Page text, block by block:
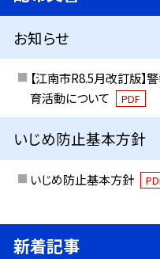
お知らせ
【江南市R8.5月改訂版
育活動について
PDF
いじめ防止基本方針
いじめ防止基本方針
新着記事